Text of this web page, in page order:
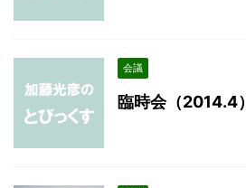
会議
臨時会（2014.4）